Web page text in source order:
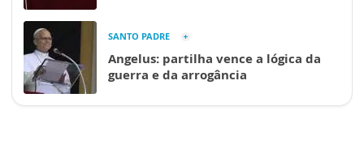
SANTO PADRE
Angelus: partilha vence a lógica da
guerra e da arrogância